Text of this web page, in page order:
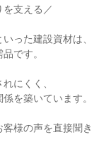
支える／
った建設資材は、
です。
にくく、
を築いています。
客様の声を直接聞き